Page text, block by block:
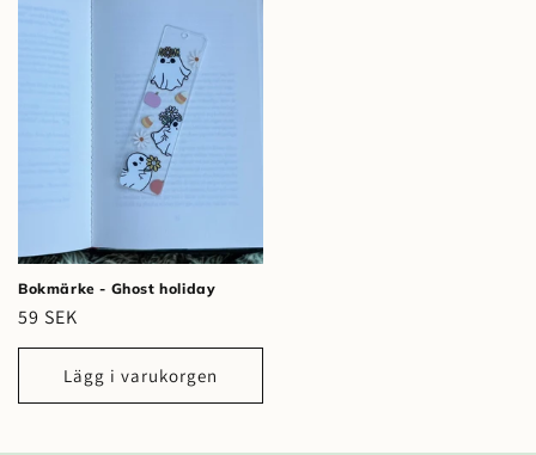
Bokmärke - Ghost holiday
Ordinarie
pris
59 SEK
Lägg i varukorgen